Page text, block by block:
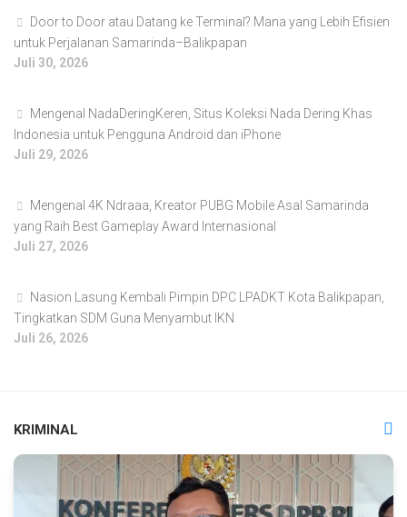
Door to Door atau Datang ke Terminal? Mana yang Lebih Efisien
untuk Perjalanan Samarinda–Balikpapan
Juli 30, 2026
Mengenal NadaDeringKeren, Situs Koleksi Nada Dering Khas
Indonesia untuk Pengguna Android dan iPhone
Juli 29, 2026
Mengenal 4K Ndraaa, Kreator PUBG Mobile Asal Samarinda
yang Raih Best Gameplay Award Internasional
Juli 27, 2026
Nasion Lasung Kembali Pimpin DPC LPADKT Kota Balikpapan,
Tingkatkan SDM Guna Menyambut IKN
Juli 26, 2026
KRIMINAL